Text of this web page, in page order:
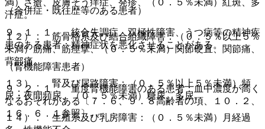
（合併症・既往歴等のある患者）
９．１．１． 統合失調症、双極性障害、うつ病等の精神疾
患のある患者：精神症状を悪化させることがある。
（腎機能障害患者）
９．２．１． 重度腎機能障害のある患者：血中濃度が高く
なるおそれがある〔７．６、９．８高齢者の項、１０．２、
１６．６．１参照〕。
汗症。
１２）． 筋骨格系及び結合組織障害：（０．５％以上５％
未満）筋痛、筋痙攣、（０．５％未満）関節硬直、関節痛、
背部痛。
１３）． 腎及び尿路障害：（０．５％以上５％未満）頻
尿・夜間頻尿、（０．５％未満）糖尿、多尿。
１４）． 生殖系及び乳房障害：（０．５％未満）月経過